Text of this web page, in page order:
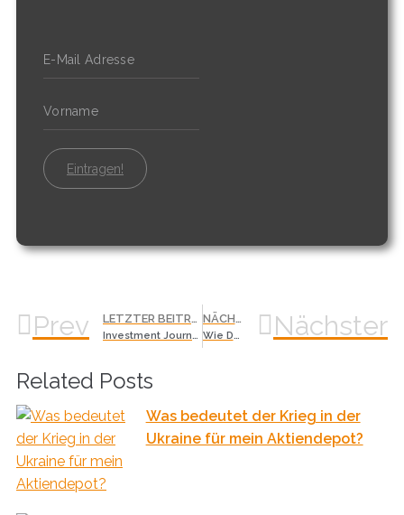
Eintragen!
Prev LETZTER BEITRAG
Investment Journal: Kursrückgänge bei chinesischen Aktien
NÄCHSTER BEITRAG
Wie Du Dir die Quellensteuer aus der Schweiz zurückholen kannst Nächster
Related Posts
Was bedeutet der Krieg in der
Ukraine für mein Aktiendepot?